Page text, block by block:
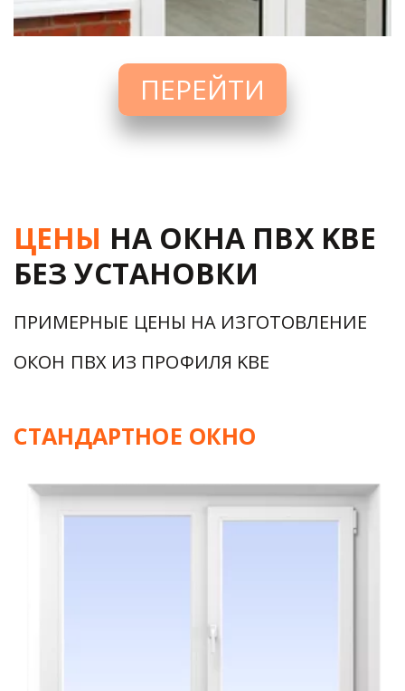
ПЕРЕЙТИ
ЦЕНЫ НА ОКНА ПВХ KBE
БЕЗ УСТАНОВКИ
ПРИМЕРНЫЕ ЦЕНЫ НА ИЗГОТОВЛЕНИЕ
ОКОН ПВХ ИЗ ПРОФИЛЯ KBE
СТАНДАРТНОЕ ОКНО